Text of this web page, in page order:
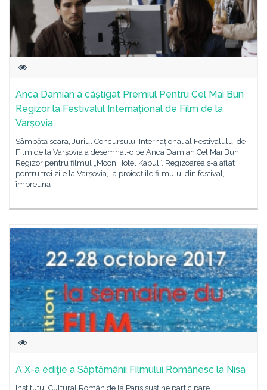
Anca Damian a câștigat Premiul Pentru Cel Mai Bun
Regizor la Festivalul Internațional de Film de la
Varșovia
Sâmbătă seara, Juriul Concursului Internațional al Festivalului de
Film de la Varșovia a desemnat-o pe Anca Damian Cel Mai Bun
Regizor pentru filmul „Moon Hotel Kabul”. Regizoarea s-a aflat
pentru trei zile la Varșovia, la proiecțiile filmului din festival,
împreună
A X-a ediţie a Săptămânii Filmului Românesc la Nisa
Institutul Cultural Român de la Paris susține participare